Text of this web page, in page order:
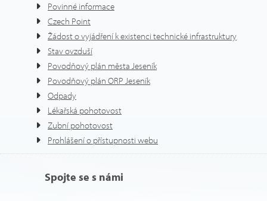
Povinné informace
Czech Point
Žádost o vyjádření k existenci technické infrastruktury
Stav ovzduší
Povodňový plán města Jeseník
Povodňový plán ORP Jeseník
Odpady
Lékařská pohotovost
Zubní pohotovost
Prohlášení o přístupnosti webu
Spojte se s námi